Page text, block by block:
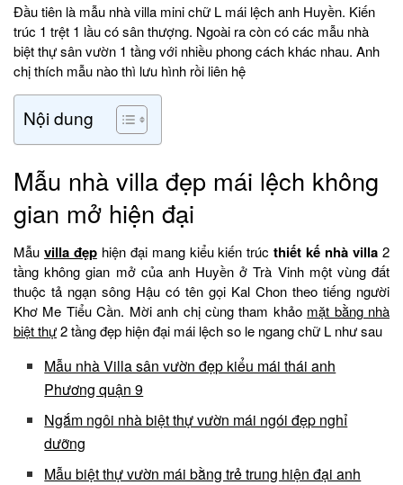
Đầu tiên là mẫu nhà villa mini chữ L mái lệch anh Huyền. Kiến
trúc 1 trệt 1 lầu có sân thượng. Ngoài ra còn có các mẫu nhà
biệt thự sân vườn 1 tầng với nhiều phong cách khác nhau. Anh
chị thích mẫu nào thì lưu hình rồi liên hệ
Nội dung
Mẫu nhà villa đẹp mái lệch không
gian mở hiện đại
Mẫu villa đẹphiện đại mang kiểu kiến trúcthiết kế nhà villa 2
tầng không gian mở của anh Huyền ở Trà Vinh một vùng đất
thuộc tả ngạn sông Hậu có tên gọi Kal Chon theo tiếng người
Khơ Me Tiểu Cần. Mời anh chị cùng tham khảo mặt bằng nhà
biệt thự2 tầng đẹp hiện đại mái lệch so le ngang chữ L như sau
Mẫu nhà Villa sân vườn đẹp kiểu mái thái anh
Phương quận 9
Ngắm ngôi nhà biệt thự vườn mái ngói đẹp nghỉ
dưỡng
Mẫu biệt thự vườn mái bằng trẻ trung hiện đại anh